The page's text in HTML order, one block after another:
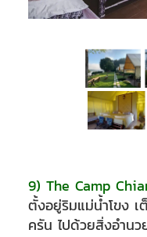
9) The Camp
ตั้งอยู่ริมแม่น้ำโขง
ครัน ไปด้วยสิ่งอำน